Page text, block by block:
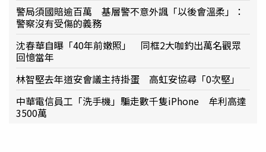
警局須國賠逾百萬 基層警不意外諷「以後會溫柔」：
警察沒有受傷的義務
沈春華自曝「40年前嫩照」 同框2大咖釣出萬名觀眾
回憶當年
林智堅去年道安會議主持掛蛋 高虹安協尋「0次堅」
中華電信員工「洗手機」騙走數千隻iPhone 牟利高達
3500萬